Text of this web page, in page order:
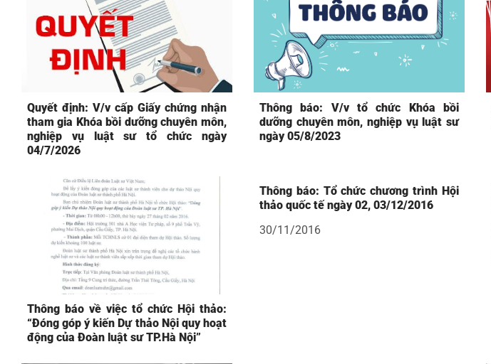
Quyết định: V/v cấp Giấy chứng nhận
tham gia Khóa bồi dưỡng chuyên môn,
nghiệp vụ luật sư tổ chức ngày
04/7/2026
Thông báo: V/v tổ chức Khóa bồi
dưỡng chuyên môn, nghiệp vụ luật sư
ngày 05/8/2023
Thông báo về việc tổ chức Hội thảo:
“Đóng góp ý kiến Dự thảo Nội quy hoạt
động của Đoàn luật sư TP.Hà Nội”
Thông báo: Tổ chức chương trình Hội
thảo quốc tế ngày 02, 03/12/2016
30/11/2016